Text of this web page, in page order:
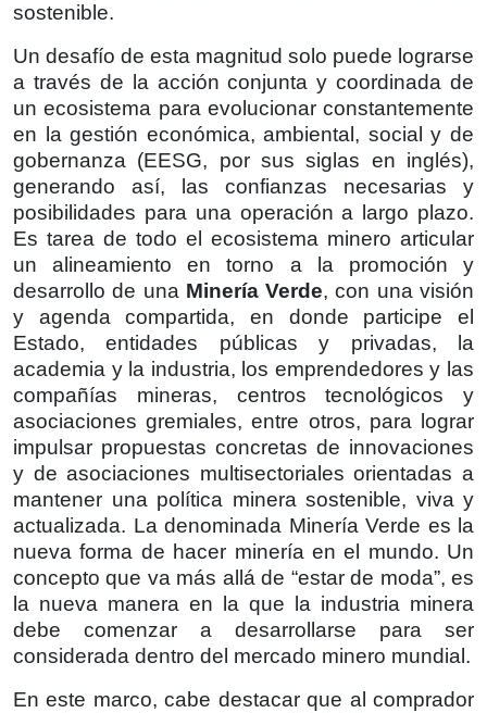
sostenible.
Un desafío de esta magnitud solo puede lograrse
a través de la acción conjunta y coordinada de
un ecosistema para evolucionar constantemente
en la gestión económica, ambiental, social y de
gobernanza (EESG, por sus siglas en inglés),
generando así, las confianzas necesarias y
posibilidades para una operación a largo plazo.
Es tarea de todo el ecosistema minero articular
un alineamiento en torno a la promoción y
desarrollo de una Minería Verde, con una visión
y agenda compartida, en donde participe el
Estado, entidades públicas y privadas, la
academia y la industria, los emprendedores y las
compañías mineras, centros tecnológicos y
asociaciones gremiales, entre otros, para lograr
impulsar propuestas concretas de innovaciones
y de asociaciones multisectoriales orientadas a
mantener una política minera sostenible, viva y
actualizada. La denominada Minería Verde es la
nueva forma de hacer minería en el mundo. Un
concepto que va más allá de “estar de moda”, es
la nueva manera en la que la industria minera
debe comenzar a desarrollarse para ser
considerada dentro del mercado minero mundial.
En este marco, cabe destacar que al comprador